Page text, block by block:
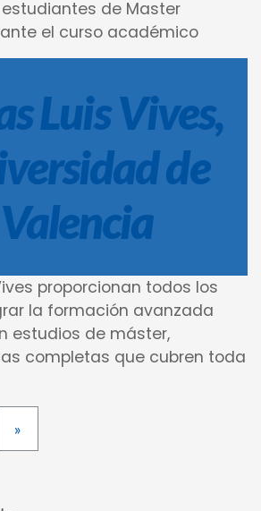
de Master
el curso académico
Luis Vives,
de
Valencia
proporcionan todos los
la formación avanzada
estudios de máster,
completas que cubren toda
»